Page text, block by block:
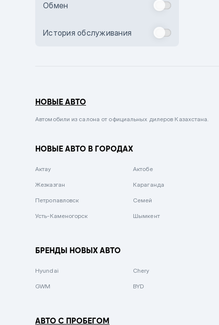
Бежевый
Комбинированный
Сиреневый металлик
Вишневый
Зеленый металлик
Обмен
История обслуживания
НОВЫЕ АВТО
Автомобили из салона от официальных дилеров Казахстана.
НОВЫЕ АВТО В ГОРОДАХ
Актау Актобе
Жезказган Караганда
Петропавловск Семей
Усть-Каменогорск Шымкент
БРЕНДЫ НОВЫХ АВТО
Hyundai Chery
GWM BYD
АВТО С ПРОБЕГОМ